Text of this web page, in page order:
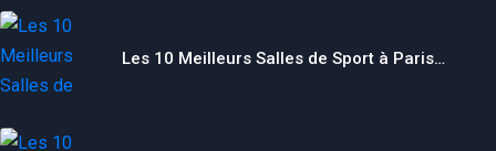
Les 10 Meilleurs Salles de Sport à Paris…